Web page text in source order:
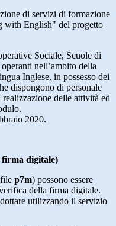
di servizi di formazione
with English" del progetto
Sociale, Scuole di
nell’ambito della
Inglese, in possesso dei
dispongono di personale
delle attività ed
2020.
firma digitale)
p7m) possono essere
della firma digitale.
utilizzando il servizio